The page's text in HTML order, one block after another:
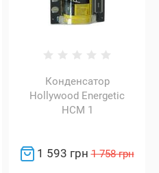
Конденсатор
Hollywood Energetic
HCM 1
1 593 грн 1 758 грн